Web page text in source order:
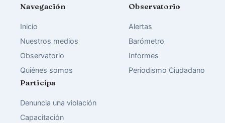
Navegación
Inicio
Nuestros medios
Observatorio
Quiénes somos
Observatorio
Alertas
Barómetro
Informes
Periodismo Ciudadano
Participa
Denuncia una violación
Capacitación